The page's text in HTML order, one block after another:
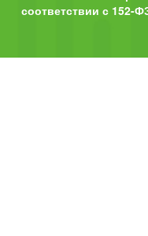
соответствии с 152-